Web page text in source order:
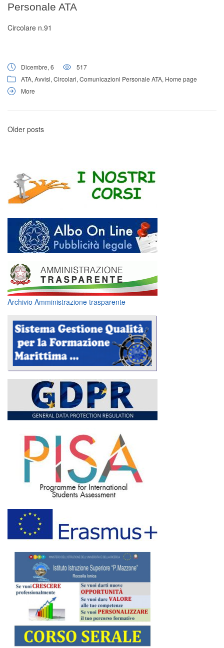
Personale ATA
Circolare n.91
Dicembre, 6
517
ATA, Avvisi, Circolari, Comunicazioni Personale ATA, Home page
More
Older posts
Archivio Amministrazione trasparente